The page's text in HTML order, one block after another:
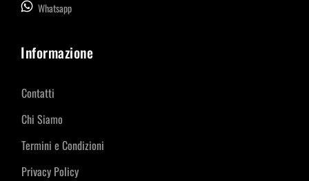
Whatsapp
Informazione
Contatti
Chi Siamo
Termini e Condizioni
Privacy Policy